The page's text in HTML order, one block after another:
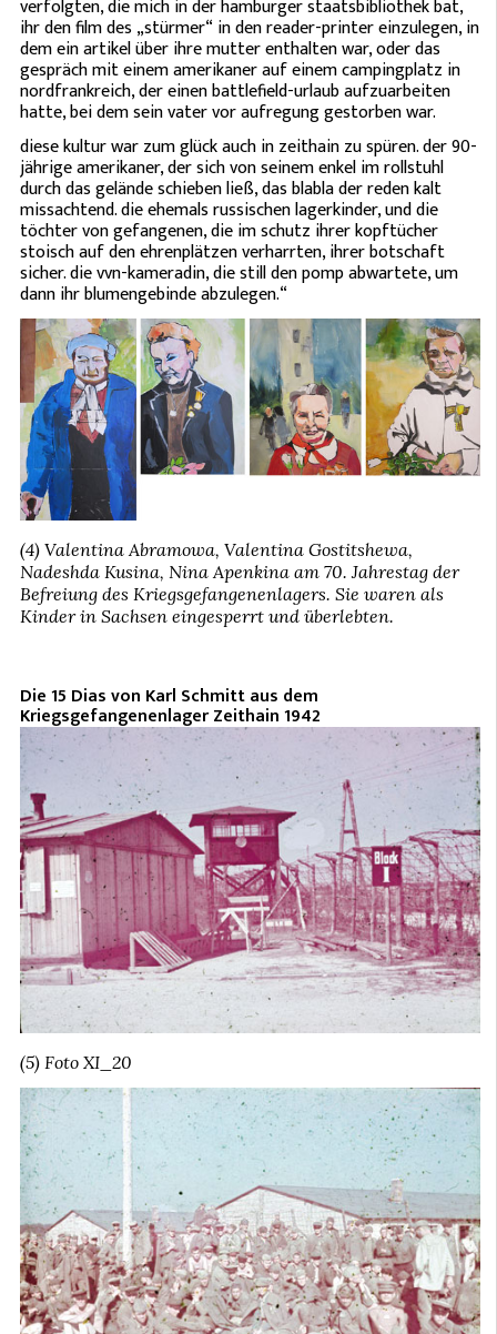
verfolgten, die mich in der hamburger staatsbibliothek bat,
ihr den film des „stürmer“ in den reader-printer einzulegen, in
dem ein artikel über ihre mutter enthalten war, oder das
gespräch mit einem amerikaner auf einem campingplatz in
nordfrankreich, der einen battlefield-urlaub aufzuarbeiten
hatte, bei dem sein vater vor aufregung gestorben war.
diese kultur war zum glück auch in zeithain zu spüren. der 90-
jährige amerikaner, der sich von seinem enkel im rollstuhl
durch das gelände schieben ließ, das blabla der reden kalt
missachtend. die ehemals russischen lagerkinder, und die
töchter von gefangenen, die im schutz ihrer kopftücher
stoisch auf den ehrenplätzen verharrten, ihrer botschaft
sicher. die vvn-kameradin, die still den pomp abwartete, um
dann ihr blumengebinde abzulegen.“
(4) Valentina Abramowa, Valentina Gostitshewa,
Nadeshda Kusina, Nina Apenkina am 70. Jahrestag der
Befreiung des Kriegsgefangenenlagers. Sie waren als
Kinder in Sachsen eingesperrt und überlebten.
Die 15 Dias von Karl Schmitt aus dem
Kriegsgefangenenlager Zeithain 1942
(5) Foto XI_20